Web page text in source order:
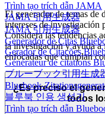
Trình tạo trích dẫn JAMA
JAMA 引用生成器
JAMA 引用生成器
Generador de Citas
Gerador de Citações
Générateur de citations
ブルーブック引用生成
Bluebook-
블루북 인용 생성기
Trình tạo trích dẫn
El generador de temas de
intereses de investigación
Considera las tendencias
la investigación y ayuda a
enfocadas que cumplan
¿Es preciso el
todos